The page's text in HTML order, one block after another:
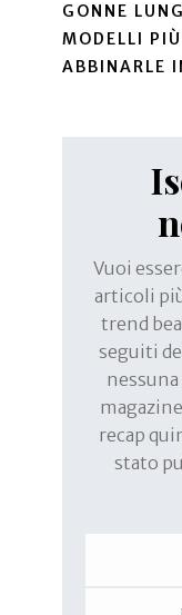
GONNE
MODELLI
ABBINARLE
Vuoi
articoli
trend
seguiti
recap
stato